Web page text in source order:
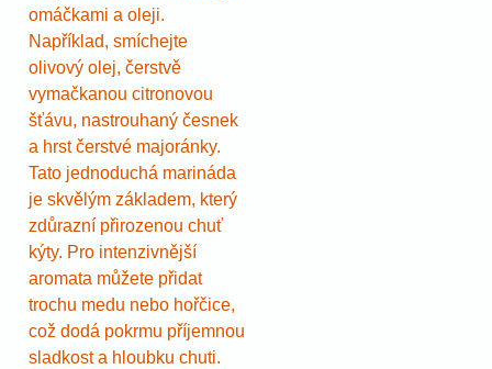
omáčkami a oleji.
Například, smíchejte
olivový olej, čerstvě
vymačkanou citronovou
šťávu, nastrouhaný česnek
a hrst čerstvé majoránky.
Tato jednoduchá marináda
je skvělým základem, který
zdůrazní přirozenou chuť
kýty. Pro intenzivnější
aromata můžete přidat
trochu medu nebo hořčice,
což dodá pokrmu příjemnou
sladkost a hloubku chuti.